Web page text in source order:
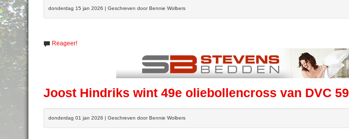
donderdag 15 jan 2026 | Geschreven door Bennie Wolbers
Reageer!
Joost Hindriks wint 49e oliebollencross van DVC 59
donderdag 01 jan 2026 | Geschreven door Bennie Wolbers